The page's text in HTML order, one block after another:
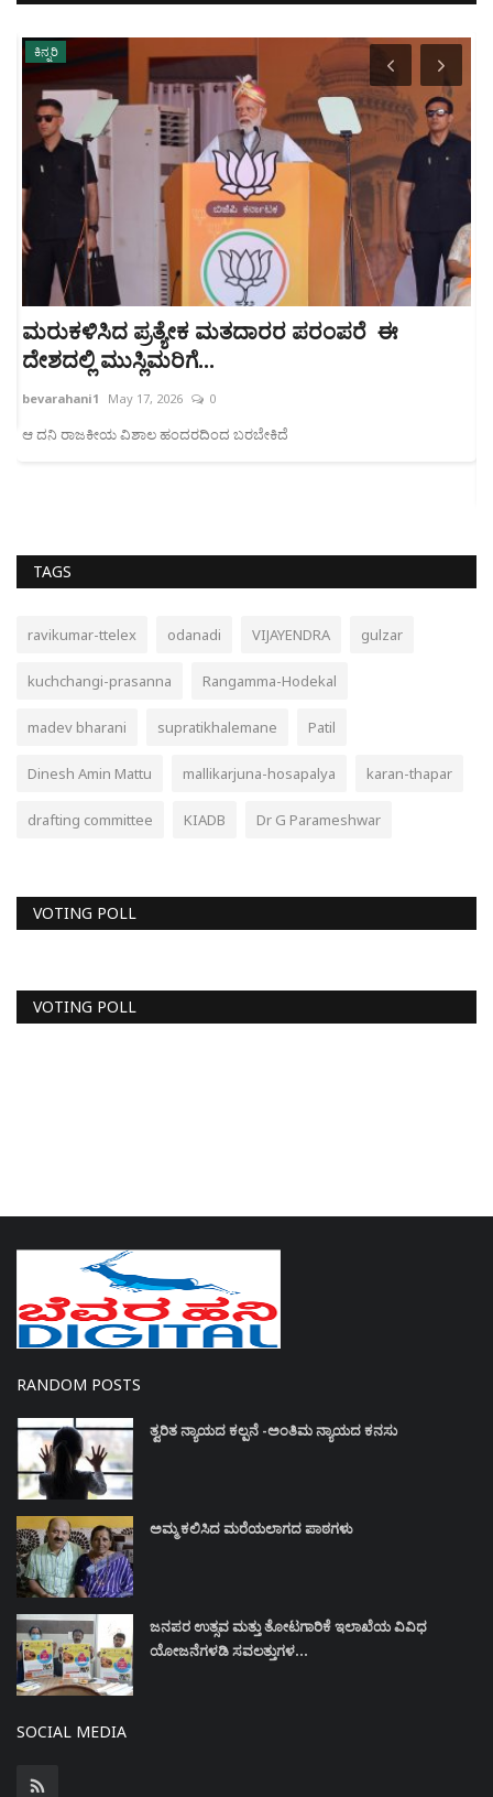
ಕಿನ್ನರಿ
ಮರುಕಳಿಸಿದ ಪ್ರತ್ಯೇಕ ಮತದಾರರ ಪರಂಪರೆ ಈ
ದೇಶದಲ್ಲಿ ಮುಸ್ಲಿಮರಿಗೆ...
bevarahani1 May 17, 2026 0
ಆ ದನಿ ರಾಜಕೀಯ ವಿಶಾಲ ಹಂದರದಿಂದ ಬರಬೇಕಿದೆ
TAGS
ravikumar-ttelex odanadi VIJAYENDRA gulzar
kuchchangi-prasanna Rangamma-Hodekal
madev bharani supratikhalemane Patil
Dinesh Amin Mattu mallikarjuna-hosapalya karan-thapar
drafting committee KIADB Dr G Parameshwar
VOTING POLL
VOTING POLL
RANDOM POSTS
ತ್ವರಿತ ನ್ಯಾಯದ ಕಲ್ಪನೆ -ಅಂತಿಮ ನ್ಯಾಯದ ಕನಸು
ಅಮ್ಮ ಕಲಿಸಿದ ಮರೆಯಲಾಗದ ಪಾಠಗಳು
ಜನಪರ ಉತ್ಸವ ಮತ್ತು ತೋಟಗಾರಿಕೆ ಇಲಾಖೆಯ ವಿವಿಧ
ಯೋಜನೆಗಳಡಿ ಸವಲತ್ತುಗಳ...
SOCIAL MEDIA